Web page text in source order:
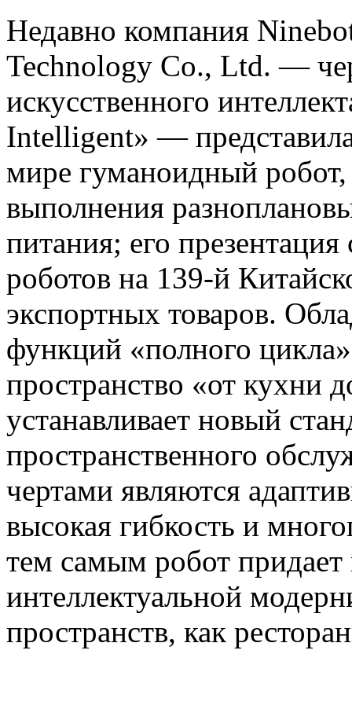
Недавно компания
Technology Co., Ltd. —
искусственного
Intelligent» —
мире гуманоидный
выполнения
питания; его
роботов на 139-й
экспортных товаров.
функций «полного
пространство «от кухни
устанавливает новый
пространственного
чертами являются
высокая гибкость и
тем самым робот
интеллектуальной
пространств, как